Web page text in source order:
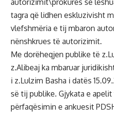
autorizimit\prokurës së
tagra që lidhen eskluzivisht
vlefshmëria e tij mbaron
nënshkrues të autorizimit.
Me dorëheqjen publike të
z.Alibeaj ka mbaruar
i z.Lulzim Basha i datës
së tij publike. Gjykata e
përfaqësimin e ankuesit